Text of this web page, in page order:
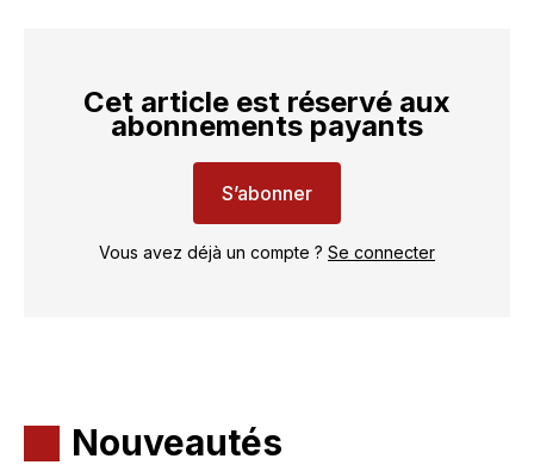
Cet article est réservé aux
abonnements payants
S’abonner
Vous avez déjà un compte ? Se connecter
Nouveautés